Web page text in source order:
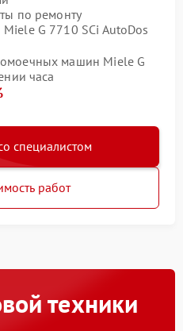
по ремонту
G 7710 SCi AutoDos
машин Miele G
часа
специалистом
работ
техники